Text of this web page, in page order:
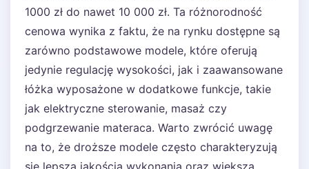
1000 zł do nawet 10 000 zł. Ta różnorodność
cenowa wynika z faktu, że na rynku dostępne są
zarówno podstawowe modele, które oferują
jedynie regulację wysokości, jak i zaawansowane
łóżka wyposażone w dodatkowe funkcje, takie
jak elektryczne sterowanie, masaż czy
podgrzewanie materaca. Warto zwrócić uwagę
na to, że droższe modele często charakteryzują
się lepszą jakością wykonania oraz większą